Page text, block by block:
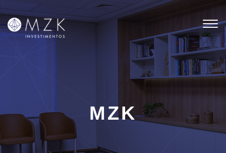
MZK